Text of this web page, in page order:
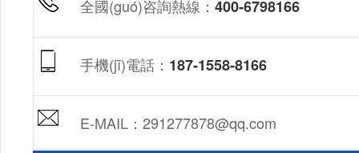
全國(guó)咨詢熱線： 400-6798166
手機(jī)電話： 187-1558-8166
E-MAIL：291277878@qq.com